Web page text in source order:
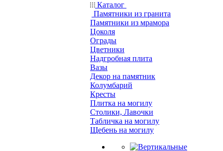
Каталог
Памятники из гранита
Памятники из мрамора
Цоколя
Ограды
Цветники
Надгробная плита
Вазы
Декор на памятник
Колумбарий
Кресты
Плитка на могилу
Столики, Лавочки
Табличка на могилу
Щебень на могилу